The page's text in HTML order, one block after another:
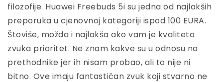
filozofije. Huawei Freebuds 5i su jedna od najlakših
preporuka u cjenovnoj kategoriji ispod 100 EURA.
Štoviše, možda i najlakša ako vam je kvaliteta
zvuka prioritet. Ne znam kakve su u odnosu na
prethodnike jer ih nisam probao, ali to nije ni
bitno. Ove imaju fantastičan zvuk koji stvarno ne